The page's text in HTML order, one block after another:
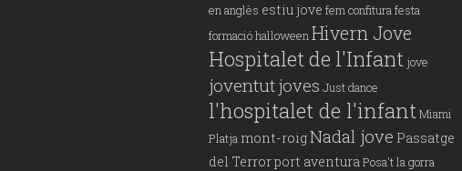
en anglès estiu jove fem confitura festa
formació halloween Hivern Jove
Hospitalet de l'Infant jove
joventutjoves Just dance
l'hospitalet de l'infant Miami
Platja mont-roigNadal jove Passatge
del Terrorport aventura Posa't la gorra